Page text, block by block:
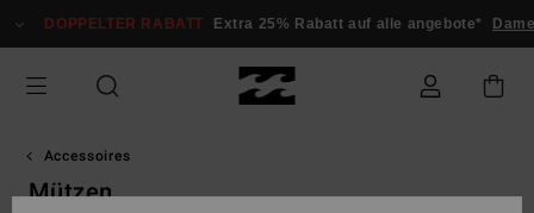
zur
Auswahl
springen
DOPPELTER RABATT Extra 25% Rabatt auf alle angebote* Damen
Accessoires
Mützen